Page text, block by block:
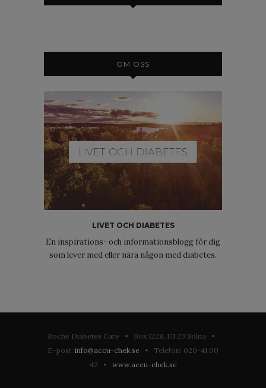
OM OSS
LIVET OCH DIABETES
En inspirations- och informationsblogg för dig
som lever med eller nära någon med diabetes.
Roche Diabetes Care • Box 1228, 171 23 Solna •
E-post: info@accu-chek.se • Telefon: 020-41 00
42 • www.accu-chek.se